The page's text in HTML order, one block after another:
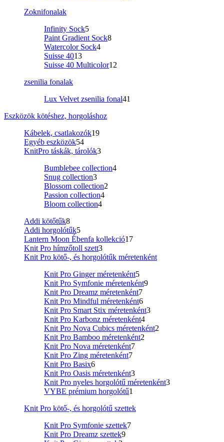
Zoknifonalak
Infinity Sock5
Paint Gradient Sock8
Watercolor Sock4
Suisse 4013
Suisse 40 Multicolor12
zsenilia fonalak
Lux Velvet zsenilia fonal41
Eszközök kötéshez, horgoláshoz
Kábelek, csatlakozók19
Egyéb eszközök54
KnitPro táskák, tárolók3
Bumblebee collection4
Snug collection3
Blossom collection2
Passion collection4
Bloom collection4
Addi kötőtűk8
Addi horgolótűk5
Lantern Moon Ébenfa kollekció17
Knit Pro hímzőtoll szett3
Knit Pro kötő-, és horgolótűk méretenként
Knit Pro Ginger méretenként5
Knit Pro Symfonie méretenként9
Knit Pro Dreamz méretenként7
Knit Pro Mindful méretenként6
Knit Pro Smart Stix méretenként3
Knit Pro Karbonz méretenként4
Knit Pro Nova Cubics méretenként2
Knit Pro Bamboo méretenként2
Knit Pro Nova méretenként7
Knit Pro Zing méretenként7
Knit Pro Basix6
Knit Pro Oasis méretenként3
Knit Pro nyeles horgolótű méretenként3
VYBE prémium horgolótű1
Knit Pro kötő-, és horgolótű szettek
Knit Pro Symfonie szettek7
Knit Pro Dreamz szettek9